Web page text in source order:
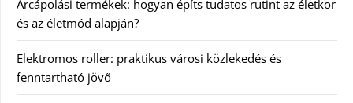
Arcápolási termékek: hogyan építs tudatos rutint az életkor
és az életmód alapján?
Elektromos roller: praktikus városi közlekedés és
fenntartható jövő